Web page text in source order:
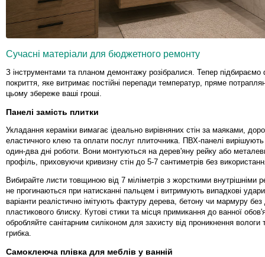
Сучасні матеріали для бюджетного ремонту
З інструментами та планом демонтажу розібралися. Тепер підбираємо
покриття, яке витримає постійні перепади температур, пряме
цьому збереже ваші гроші.
Панелі замість плитки
Укладання кераміки вимагає ідеально вирівняних стін за маяками,
еластичного клею та оплати послуг плиточника. ПВХ-панелі
один-два дні роботи. Вони монтуються на дерев'яну рейку або
профіль, приховуючи кривизну стін до 5-7 сантиметрів без
Вибирайте листи товщиною від 7 міліметрів з жорсткими внутрішніми
не прогинаються при натисканні пальцем і витримують випадкові
варіанти реалістично імітують фактуру дерева, бетону чи мармуру
пластикового блиску. Кутові стики та місця примикання до ванної
обробляйте санітарним силіконом для захисту від проникнення вологи
грибка.
Самоклеюча плівка для меблів у ванній